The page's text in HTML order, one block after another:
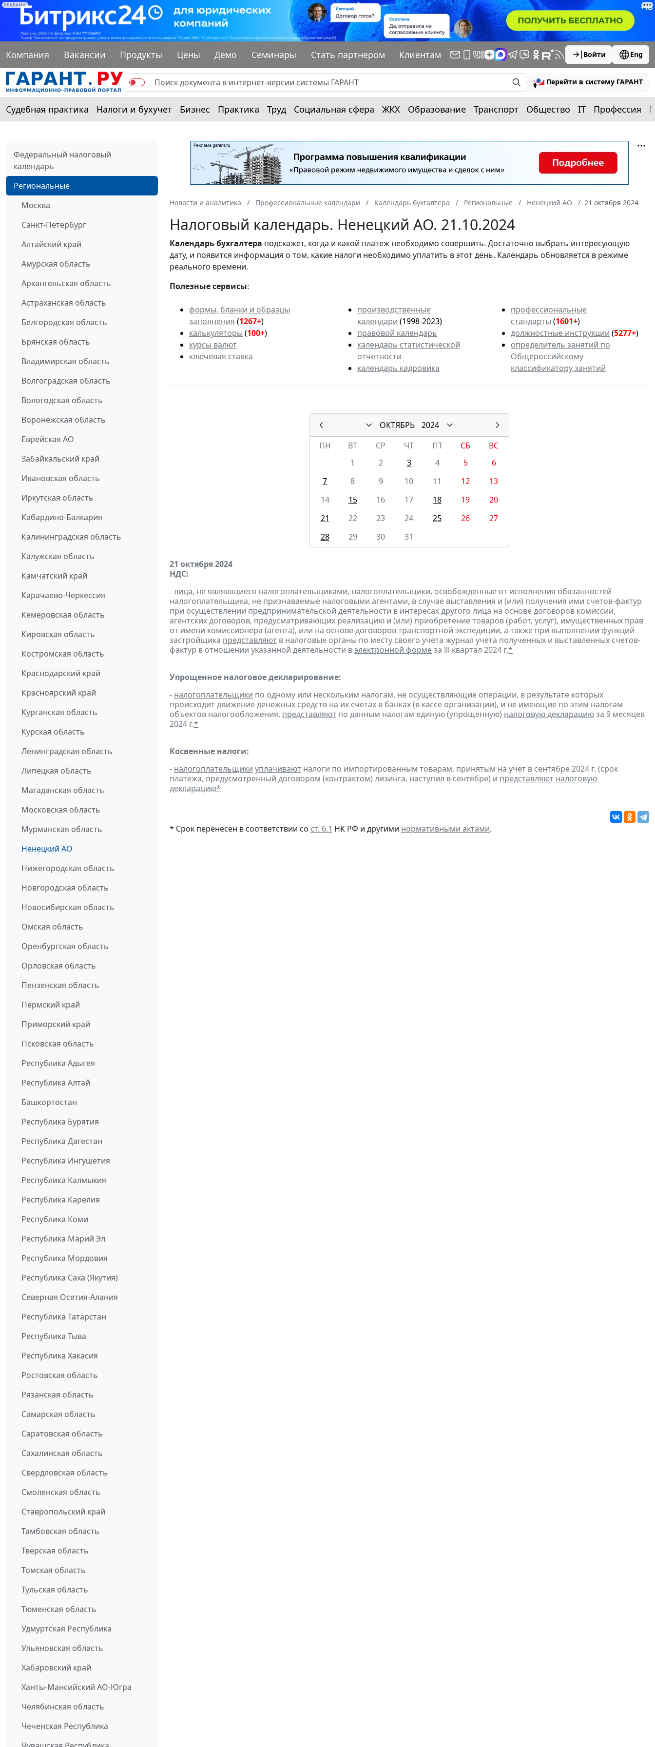
РЕКЛАМА
Компания Вакансии Продукты Цены Демо Семинары Стать партнером Клиентам Войти Eng
Перейти в систему ГАРАНТ
Судебная практика Налоги и бухучет Бизнес Практика Труд Социальная сфера ЖКХ Образование Транспорт Общество IT Профессия
Федеральный налоговый
календарь
Региональные
Москва
Санкт-Петербург
Алтайский край
Амурская область
Архангельская область
Астраханская область
Белгородская область
Брянская область
Владимирская область
Волгоградская область
Вологодская область
Воронежская область
Еврейская АО
Забайкальский край
Ивановская область
Иркутская область
Кабардино-Балкария
Калининградская область
Калужская область
Камчатский край
Карачаево-Черкессия
Кемеровская область
Кировская область
Костромская область
Краснодарский край
Красноярский край
Курганская область
Курская область
Ленинградская область
Липецкая область
Магаданская область
Московская область
Мурманская область
Ненецкий АО
Нижегородская область
Новгородская область
Новосибирская область
Омская область
Оренбургская область
Орловская область
Пензенская область
Пермский край
Приморский край
Псковская область
Республика Адыгея
Республика Алтай
Башкортостан
Республика Бурятия
Республика Дагестан
Республика Ингушетия
Республика Калмыкия
Республика Карелия
Республика Коми
Республика Марий Эл
Республика Мордовия
Республика Саха (Якутия)
Северная Осетия-Алания
Республика Татарстан
Республика Тыва
Республика Хакасия
Ростовская область
Рязанская область
Самарская область
Саратовская область
Сахалинская область
Свердловская область
Смоленская область
Ставропольский край
Тамбовская область
Тверская область
Томская область
Тульская область
Тюменская область
Удмуртская Республика
Ульяновская область
Хабаровский край
Ханты-Мансийский АО-Югра
Челябинская область
Чеченская Республика
Новости и аналитика Профессиональные календари Календарь бухгалтера Региональные Ненецкий АО 21 октября 2024
Налоговый календарь. Ненецкий АО. 21.10.2024
Календарьбухгалтера подскажет, когда и какой платеж необходимо совершить. Достаточно выбрать интересующую
дату, и появится информация о том, какие налоги необходимо уплатить в этот день. Календарь обновляется в режиме
реального времени.
Полезные сервисы:
формы, бланки и образцы
заполнения (1267+)
калькуляторы (100+)
курсы валют
ключевая ставка
производственные
календари (1998-2023)
правовой календарь
календарь статистической
отчетности
календарь кадровика
профессиональные
стандарты (1601+)
должностные инструкции (5277+)
определитель занятий по
Общероссийскому
классификатору занятий
ОКТЯБРЬ
2024
ПН
ВТ СР ЧТ ПТ СБ
ВС
1
2 3 4 5
6
7
8 9 10 11 12
13
14
15 16 17 18 19
20
21
22 23 24 25 26
27
28
29 30 31
21 октября 2024
НДС:
-лица, не являющиеся налогоплательщиками, налогоплательщики, освобожденные от исполнения обязанностей
налогоплательщика, не признаваемые налоговыми агентами, в случае выставления и (или) получения ими счетов-фактур
при осуществлении предпринимательской деятельности в интересах другого лица на основе договоров комиссии,
агентских договоров, предусматривающих реализацию и (или) приобретение товаров (работ, услуг), имущественных прав
от имени комиссионера (агента), или на основе договоров транспортной экспедиции, а также при выполнении функций
застройщика представляют в налоговые органы по месту своего учета журнал учета полученных и выставленных счетов-
фактур в отношении указанной деятельности вэлектронной формеза lll квартал 2024 г.*
Упрощенное налоговое декларирование:
- налогоплательщики по одному или нескольким налогам, не осуществляющие операции, в результате которых
происходит движение денежных средств на их счетах в банках (в кассе организации), и не имеющие по этим налогам
объектов налогообложения, представляют по данным налогам единую (упрощенную) налоговую декларациюза 9 месяцев
2024 г.*
Косвенные налоги:
- налогоплательщики уплачивают налоги по импортированным товарам, принятым на учет в сентябре 2024 г. (срок
платежа, предусмотренный договором (контрактом) лизинга, наступил в сентябре) и представляют налоговую
декларацию*
* Срок перенесен в соответствии со ст. 6.1 НК РФ и другими нормативными актами.